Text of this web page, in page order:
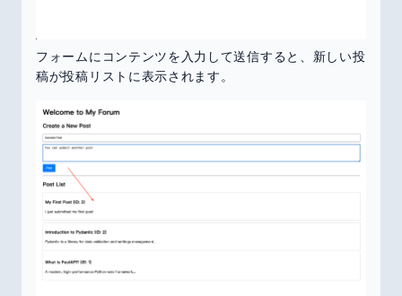
フォームにコンテンツを入力して送信すると、新しい投
稿が投稿リストに表示されます。